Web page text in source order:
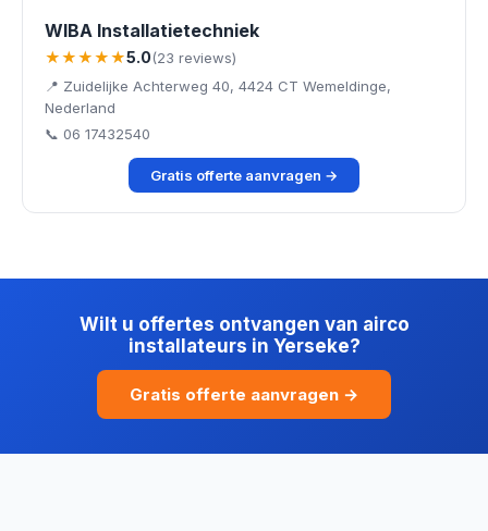
WIBA Installatietechniek
★★★★★5.0(23 reviews)
📍 Zuidelijke Achterweg 40, 4424 CT Wemeldinge,
Nederland
📞 06 17432540
Gratis offerte aanvragen →
Wilt u offertes ontvangen van airco
installateurs in Yerseke?
Gratis offerte aanvragen →